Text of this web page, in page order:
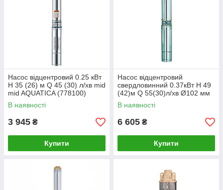
Насос відцентровий 0.25 кВт
H 35 (26) м Q 45 (30) л/хв mid
mid AQUATICA (778100)
В наявності
3 945 ₴
Купити
Насос відцентровий
свердловинний 0.37кВт H 49
(42)м Q 55(30)л/хв Ø102 мм
(кабель 35 м) AQUATICA
(DONGYIN) (777443)
В наявності
6 605 ₴
Купити